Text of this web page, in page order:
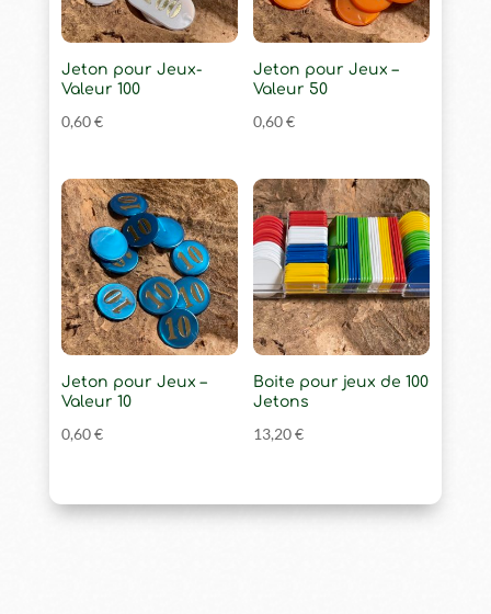
Jeton pour Jeux-
Valeur 100
0,60€
Jeton pour Jeux –
Valeur 50
0,60€
Jeton pour Jeux –
Valeur 10
0,60€
Boite pour jeux de 100
Jetons
13,20€